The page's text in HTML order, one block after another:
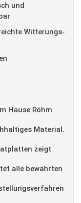
und
Witterungs-
Hause Röhm
Material.
zeigt
alle bewährten